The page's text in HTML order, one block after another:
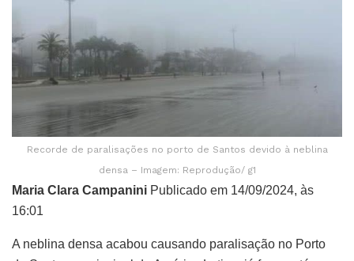
Recorde de paralisações no porto de Santos devido à neblina
densa – Imagem: Reprodução/ g1
Maria Clara Campanini Publicado em 14/09/2024, às
16:01
A neblina densa acabou causando paralisação no Porto